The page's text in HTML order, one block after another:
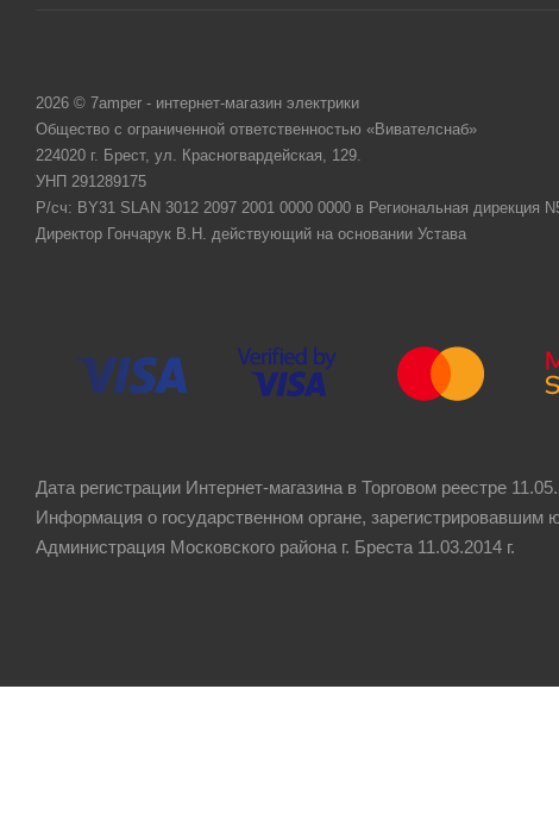
2026 © 7amper - интернет-магазин электрики
Общество с ограниченной ответственностью «Вивателснаб»
224020 г. Брест, ул. Красногвардейская, 129.
УНП 291289175
Р/сч: BY31 SLAN 3012 2097 2001 0000 0000 в Региональная
Директор Гончарук В.Н. действующий на основании Устава
Дата регистрации Интернет-магазина в Торговом реестре
Информация о государственном органе, зарегистрировавшим
Администрация Московского района г. Бреста 11.03.2014 г.